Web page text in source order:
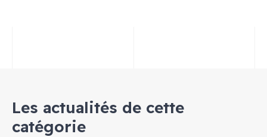
Les actualités de cette
catégorie